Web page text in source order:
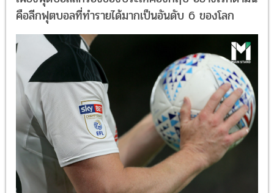
คือลีกฟุตบอลที่ทำรายได้มากเป็นอันดับ 6 ของโลก